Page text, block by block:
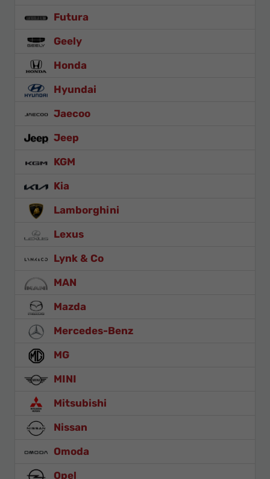
Futura
Geely
Honda
Hyundai
Jaecoo
Jeep
KGM
Kia
Lamborghini
Lexus
Lynk & Co
MAN
Mazda
Mercedes-Benz
MG
MINI
Mitsubishi
Nissan
Omoda
Opel